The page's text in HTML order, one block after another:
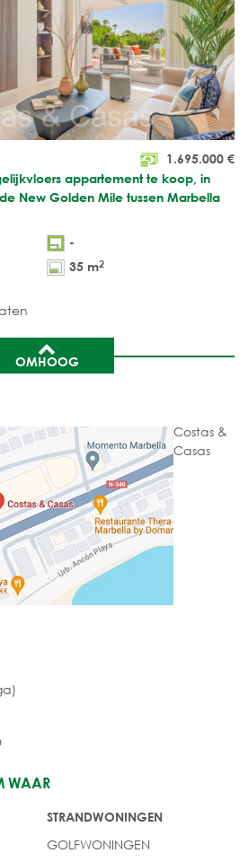
1.695.000 €
appartement te koop, in
New Golden Mile tussen Marbella
-
35 m2
OMHOOG
Costas &
Casas
WAAR
STRANDWONINGEN
GOLFWONINGEN